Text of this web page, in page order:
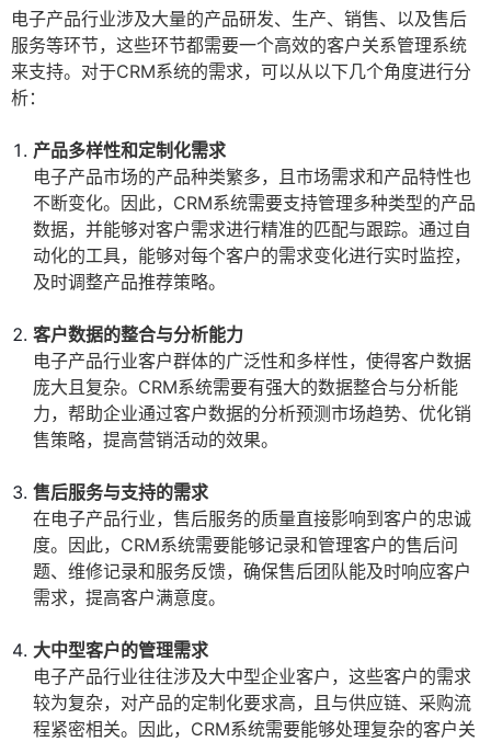
电子产品行业涉及大量的产品研发、生产、销售、以及售后
服务等环节，这些环节都需要一个高效的客户关系管理系统
来支持。对于CRM系统的需求，可以从以下几个角度进行分
析：
产品多样性和定制化需求
电子产品市场的产品种类繁多，且市场需求和产品特性也
不断变化。因此，CRM系统需要支持管理多种类型的产品
数据，并能够对客户需求进行精准的匹配与跟踪。通过自
动化的工具，能够对每个客户的需求变化进行实时监控，
及时调整产品推荐策略。
客户数据的整合与分析能力
电子产品行业客户群体的广泛性和多样性，使得客户数据
庞大且复杂。CRM系统需要有强大的数据整合与分析能
力，帮助企业通过客户数据的分析预测市场趋势、优化销
售策略，提高营销活动的效果。
售后服务与支持的需求
在电子产品行业，售后服务的质量直接影响到客户的忠诚
度。因此，CRM系统需要能够记录和管理客户的售后问
题、维修记录和服务反馈，确保售后团队能及时响应客户
需求，提高客户满意度。
大中型客户的管理需求
电子产品行业往往涉及大中型企业客户，这些客户的需求
较为复杂，对产品的定制化要求高，且与供应链、采购流
程紧密相关。因此，CRM系统需要能够处理复杂的客户关